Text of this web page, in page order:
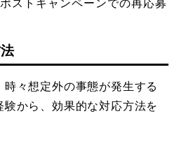
ポストキャンペーンでの再応募
々想定外の事態が発生する
から、効果的な対応方法を